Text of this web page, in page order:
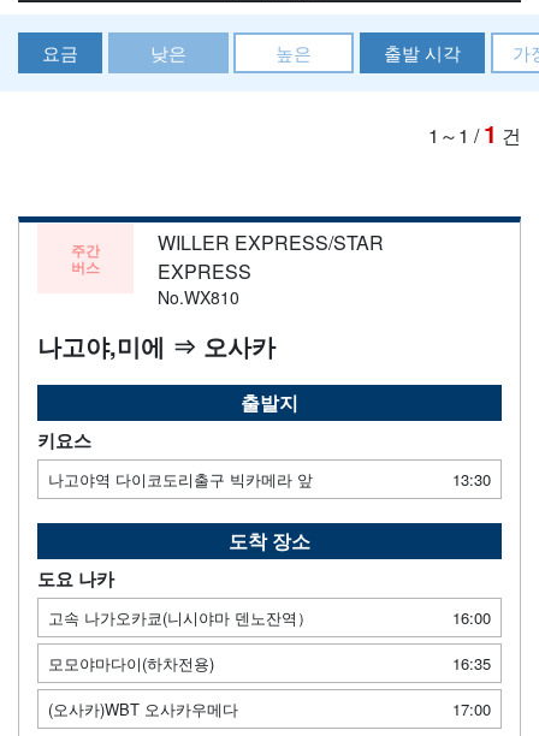
요금 낮은 높은 출발 시각 가
1～1 /1 건
주간
버스
WILLER EXPRESS/STAR
EXPRESS
No.WX810
나고야,미에 ⇒ 오사카
출발지
키요스
나고야역 다이코도리출구 빅카메라 앞 13:30
도착 장소
도요 나카
고속 나가오카쿄(니시야마 덴노잔역）
16:00
모모야마다이(하차전용)
16:35
(오사카)WBT 오사카우메다
17:00